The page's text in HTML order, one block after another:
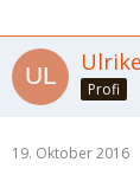
Profi
19. Oktober 2016